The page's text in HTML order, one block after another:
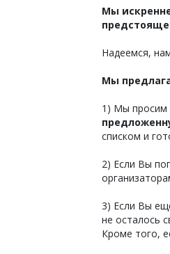
Мы
Надеемся,
Мы
1) Мы просим
списком и
2) Если Вы
3) Если Вы
не осталось
Кроме того,